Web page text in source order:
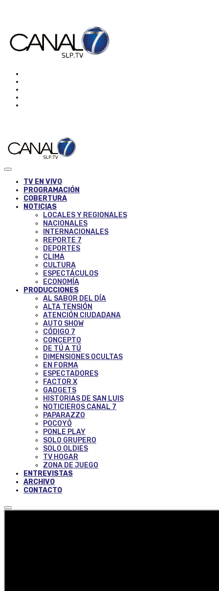
TV EN VIVO
PROGRAMACIÓN
COBERTURA
NOTICIAS
LOCALES Y REGIONALES
NACIONALES
INTERNACIONALES
REPORTE 7
DEPORTES
CLIMA
CULTURA
ESPECTÁCULOS
ECONOMÍA
PRODUCCIONES
AL SABOR DEL DÍA
ALTA TENSIÓN
ATENCIÓN CIUDADANA
AUTO SHOW
CÓDIGO 7
CONCEPTO
DE TÚ A TÚ
DIMENSIONES OCULTAS
EN FORMA
ESPECTADORES
FACTOR X
GADGETS
HISTORIAS DE SAN LUIS
NOTICIEROS CANAL 7
PAPARAZZO
POCOYÓ
PONLE PLAY
SOLO GRUPERO
SOLO OLDIES
TV HOGAR
ZONA DE JUEGO
ENTREVISTAS
ARCHIVO
CONTACTO